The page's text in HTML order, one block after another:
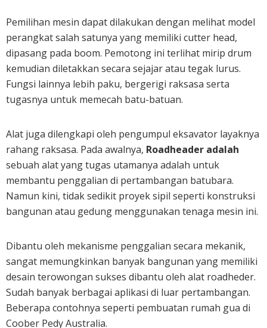
Pemilihan mesin dapat dilakukan dengan melihat model
perangkat salah satunya yang memiliki cutter head,
dipasang pada boom. Pemotong ini terlihat mirip drum
kemudian diletakkan secara sejajar atau tegak lurus.
Fungsi lainnya lebih paku, bergerigi raksasa serta
tugasnya untuk memecah batu-batuan.
Alat juga dilengkapi oleh pengumpul eksavator layaknya
rahang raksasa. Pada awalnya, Roadheader adalah
sebuah alat yang tugas utamanya adalah untuk
membantu penggalian di pertambangan batubara.
Namun kini, tidak sedikit proyek sipil seperti konstruksi
bangunan atau gedung menggunakan tenaga mesin ini.
Dibantu oleh mekanisme penggalian secara mekanik,
sangat memungkinkan banyak bangunan yang memiliki
desain terowongan sukses dibantu oleh alat roadheder.
Sudah banyak berbagai aplikasi di luar pertambangan.
Beberapa contohnya seperti pembuatan rumah gua di
Coober Pedy Australia.